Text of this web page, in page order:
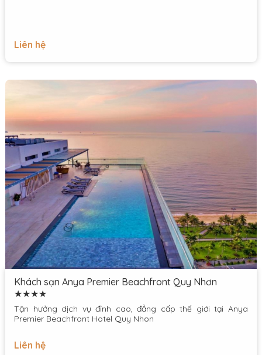
Liên hệ
Khách sạn Anya Premier Beachfront Quy Nhơn
★★★★
Tận hưởng dịch vụ đỉnh cao, đẳng cấp thế giới tại Anya
Premier Beachfront Hotel Quy Nhon
Liên hệ